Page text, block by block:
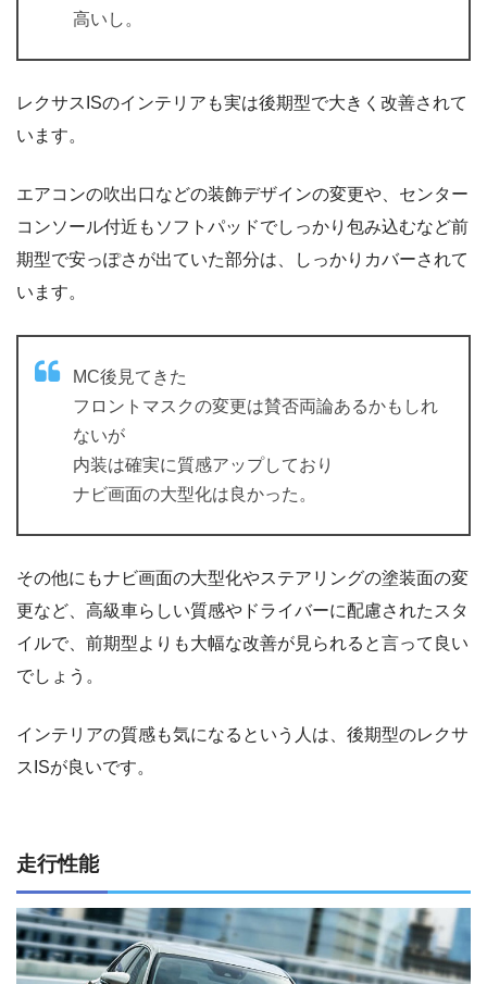
高いし。
レクサスISのインテリアも実は後期型で大きく改善されて
います。
エアコンの吹出口などの装飾デザインの変更や、センター
コンソール付近もソフトパッドでしっかり包み込むなど前
期型で安っぽさが出ていた部分は、しっかりカバーされて
います。
MC後見てきた
フロントマスクの変更は賛否両論あるかもしれ
ないが
内装は確実に質感アップしており
ナビ画面の大型化は良かった。
その他にもナビ画面の大型化やステアリングの塗装面の変
更など、高級車らしい質感やドライバーに配慮されたスタ
イルで、前期型よりも大幅な改善が見られると言って良い
でしょう。
インテリアの質感も気になるという人は、後期型のレクサ
スISが良いです。
走行性能